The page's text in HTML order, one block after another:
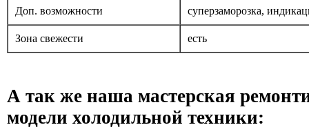
Доп. возможности суперзаморозка,
Зона свежести есть
А так же наша мастерская
модели холодильной техники: